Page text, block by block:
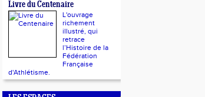
Livre du Centenaire
L'ouvrage
richement
illustré, qui
retrace
l’Histoire de la
Fédération
Française
d'Athlétisme.